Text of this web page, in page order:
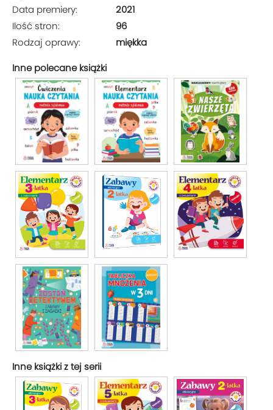
Data premiery:
2021
Ilość stron:
96
Rodzaj oprawy:
miękka
Inne polecane książki
Inne książki z tej serii